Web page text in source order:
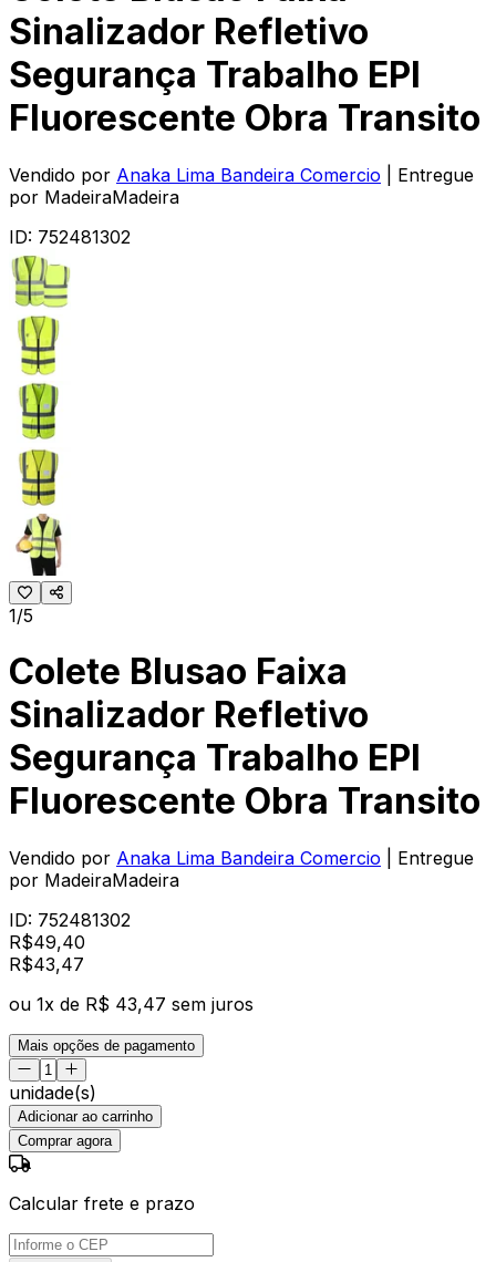
Sinalizador Refletivo
Segurança Trabalho EPI
Fluorescente Obra Transito
Vendido por Anaka Lima Bandeira Comercio
| Entregue
por MadeiraMadeira
ID: 752481302
1/5
Colete Blusao Faixa
Sinalizador Refletivo
Segurança Trabalho EPI
Fluorescente Obra Transito
Vendido por Anaka Lima Bandeira Comercio
| Entregue
por MadeiraMadeira
ID: 752481302
R$49,40
R$43,47
ou 1x de R$ 43,47 sem juros
Mais opções de pagamento
unidade(s)
Adicionar ao carrinho
Comprar agora
Calcular frete e prazo